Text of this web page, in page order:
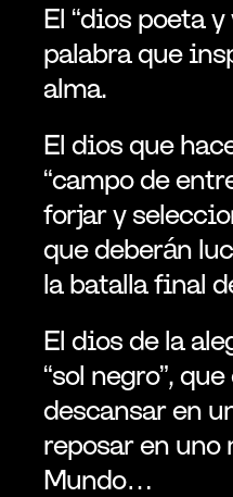
El “dios poeta y
palabra que
alma.
El dios que
“campo de
forjar y
que deberán
la batalla final
El dios de la
“sol negro”,
descansar en
reposar en uno
Mundo…